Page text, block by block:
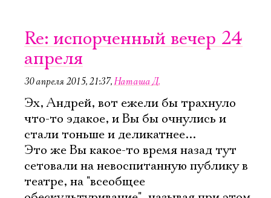
Re: испорченный вечер 24
апреля
30 апреля 2015, 21:37,Наташа Д.
Эх, Андрей, вот ежели бы трахнуло
что-то эдакое, и Вы бы очнулись и
стали тоньше и деликатнее...
Это же Вы какое-то время назад тут
сетовали на невоспитанную публику в
театре, на "всеобщее